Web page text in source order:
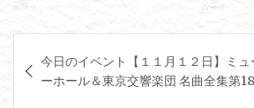
稿 今日のイベント【１１月１２日】ミ
ーホール＆東京交響楽団 名曲全集第